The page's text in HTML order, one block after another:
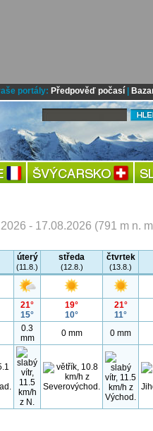
portály: Předpověď počasí|
- 17.08.2026 (791 m n.
úterý
(11.8.)
středa
(12.8.)
čtvrtek
(13.8.)
21°
15°
19°
10°
21°
11°
0.3
mm
0 mm 0 mm